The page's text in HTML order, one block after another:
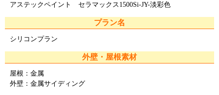
アステックペイント セラマックス1500Si-JY-淡彩色
プラン名
シリコンプラン
外壁・屋根素材
屋根：金属
外壁：金属サイディング